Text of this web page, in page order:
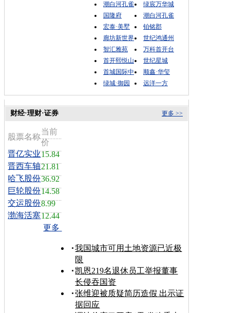
潮白河孔雀
绿宸万华城
国隆府
潮白河孔雀
宏泰·美墅
铂铭郡
廊坊新世界
世纪鸿通州
智汇雅苑
万科首开台
首开熙悦山
世纪星城
首城国际中
顺鑫·华玺
绿城·御园
远洋一方
更多 >>
财经·理财·证券
股票名称
当前
价
晋亿实业15.84
晋西车轴21.81
哈飞股份36.92
巨轮股份14.58
交运股份8.99
渤海活塞12.44
更多
我国城市可用土地资源已近极
限
凯恩219名退休员工举报董事
长侵吞国资
张维迎被质疑简历造假 出示证
据回应